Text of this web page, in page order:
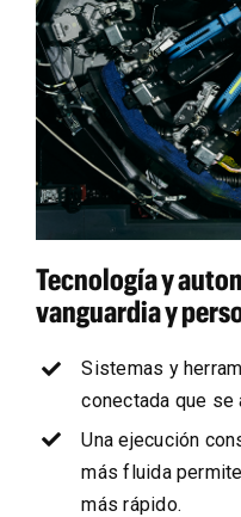
Tecnología y
vanguardia y
Sistemas y
conectada que se
Una ejecución
más fluida
más rápido.